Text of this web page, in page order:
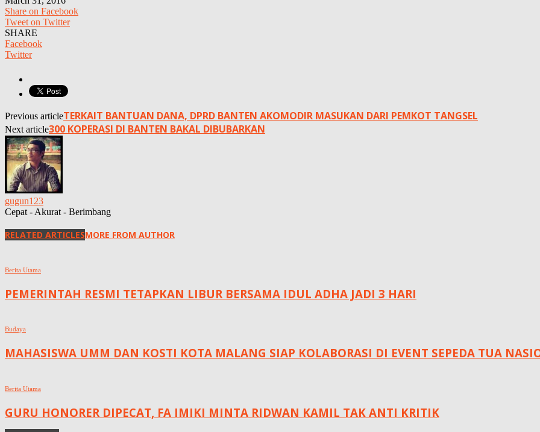
Share on Facebook
Tweet on Twitter
SHARE
Facebook
Twitter
Previous articleTERKAIT BANTUAN DANA, DPRD BANTEN AKOMODIR MASUKAN DARI PEMKOT TANGSEL
Next article300 KOPERASI DI BANTEN BAKAL DIBUBARKAN
gugun123
Cepat - Akurat - Berimbang
RELATED ARTICLESMORE FROM AUTHOR
Berita Utama
PEMERINTAH RESMI TETAPKAN LIBUR BERSAMA IDUL ADHA JADI 3 HARI
Budaya
MAHASISWA UMM DAN KOSTI KOTA MALANG SIAP KOLABORASI DI EVENT SEPEDA TUA
Berita Utama
GURU HONORER DIPECAT, FA IMIKI MINTA RIDWAN KAMIL TAK ANTI KRITIK